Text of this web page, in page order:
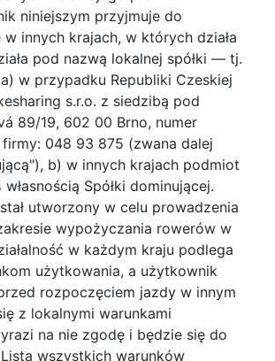
niniejszym przyjmuje do
innych krajach, w których działa
pod nazwą lokalnej spółki — tj.
w przypadku Republiki Czeskiej
s.r.o. z siedzibą pod
89/19, 602 00 Brno, numer
048 93 875 (zwana dalej
b) w innych krajach podmiot
Spółki dominującej.
utworzony w celu prowadzenia
wypożyczania rowerów w
w każdym kraju podlega
użytkowania, a użytkownik
rozpoczęciem jazdy w innym
z lokalnymi warunkami
na nie zgodę i będzie się do
wszystkich warunków